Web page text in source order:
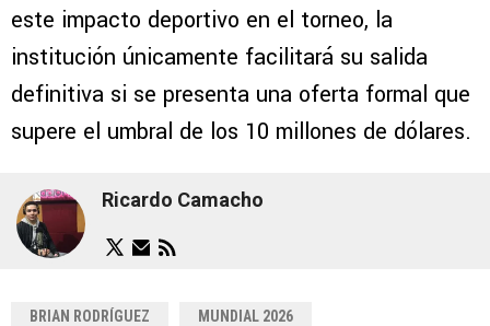
este impacto deportivo en el torneo, la
institución únicamente facilitará su salida
definitiva si se presenta una oferta formal que
supere el umbral de los 10 millones de dólares.
Ricardo Camacho
BRIAN RODRÍGUEZ MUNDIAL 2026